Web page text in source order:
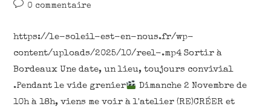
0 commentaire
https://le-soleil-est-en-nous.fr/wp-
content/uploads/2025/10/reel-.mp4 Sortir à
Bordeaux Une date, un lieu, toujours convivial
.Pendant le vide grenier
Dimanche 2 Novembre de
10h à 18h, viens me voir à l'atelier (RE)CRÉER et